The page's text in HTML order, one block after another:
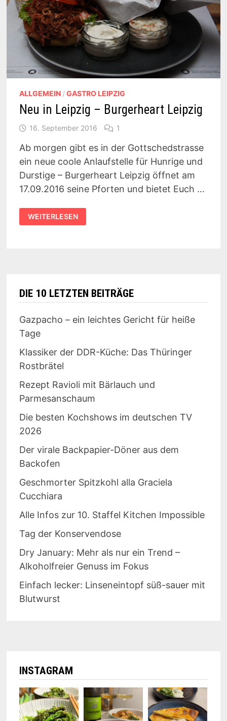
ALLGEMEIN/GASTRO LEIPZIG
Neu in Leipzig – Burgerheart Leipzig
16. September 2016 1
Ab morgen gibt es in der Gottschedstrasse
ein neue coole Anlaufstelle für Hunrige und
Durstige – Burgerheart Leipzig öffnet am
17.09.2016 seine Pforten und bietet Euch …
NEU
IN
LEIPZIG
WEITERLESEN
DIE 10 LETZTEN BEITRÄGE
Gazpacho – ein leichtes Gericht für heiße
Tage
Klassiker der DDR-Küche: Das Thüringer
Rostbrätel
Rezept Ravioli mit Bärlauch und
Parmesanschaum
Die besten Kochshows im deutschen TV
2026
Der virale Backpapier-Döner aus dem
Backofen
Geschmorter Spitzkohl alla Graciela
Cucchiara
Alle Infos zur 10. Staffel Kitchen Impossible
Tag der Konservendose
Dry January: Mehr als nur ein Trend –
Alkoholfreier Genuss im Fokus
Einfach lecker: Linseneintopf süß-sauer mit
Blutwurst
INSTAGRAM